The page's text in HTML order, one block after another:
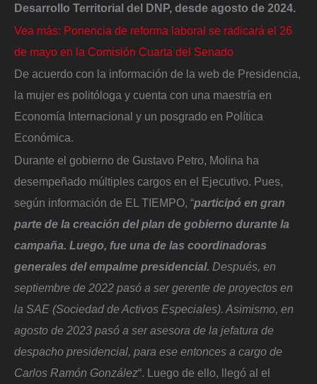
Desarrollo Territorial del DNP, desde agosto de 2024.
Vea más: Ponencia de reforma laboral se radicará el 26
de mayo en la Comisión Cuarta del Senado
De acuerdo con la información de la web de Presidencia,
la mujer es politóloga y cuenta con una maestría en
Economía Internacional y un posgrado en Política
Económica.
Durante el gobierno de Gustavo Petro, Molina ha
desempeñado múltiples cargos en el Ejecutivo. Pues,
según información de EL TIEMPO, “participó en gran
parte de la creación del plan de gobierno durante la
campaña. Luego, fue una de las coordinadoras
generales del empalme presidencial. Después, en
septiembre de 2022 pasó a ser gerente de proyectos en
la SAE (Sociedad de Activos Especiales). Asimismo, en
agosto de 2023 pasó a ser asesora de la jefatura de
despacho presidencial, para ese entonces a cargo de
Carlos Ramón González“. Luego de ello, llegó al el